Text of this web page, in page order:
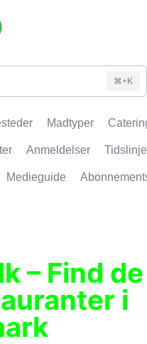
⌘+K
Madtyper
Anmeldelser Tidslinje
Medieguide
– Find de
i